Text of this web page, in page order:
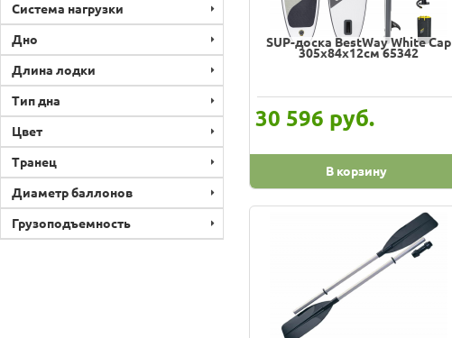
127 х 255 см
137 х 295 см
145 х 351 см
168 х 366 см
Система нагрузки
Дно
Длина лодки
Тип дна
Цвет
Транец
Диаметр баллонов
Грузоподъемность
SUP-доска BestWay White Cap
305x84x12см 65342
30 596 руб.
В корзину